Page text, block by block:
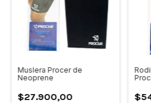
Muslera Procer de
Neoprene
$27.900,00
3